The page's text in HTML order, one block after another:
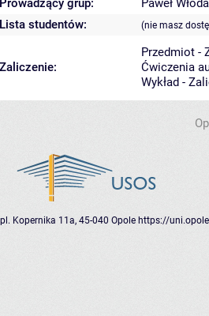
Prowadzący grup:
Paweł
Lista studentów:
(nie masz
Zaliczenie:
Przedmiot -
Ćwiczenia
Wykład -
pl. Kopernika 11a, 45-040 Opole https://